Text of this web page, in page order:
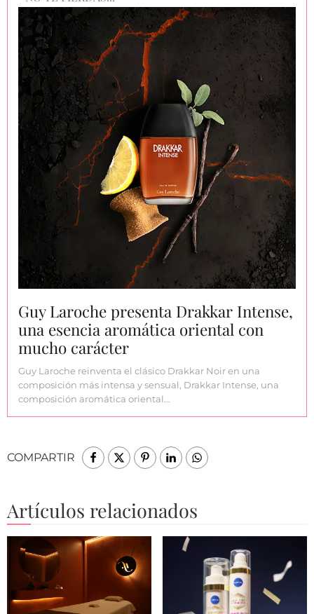
Guy Laroche presenta Drakkar Intense,
una esencia aromática oriental con
mucho carácter
Guy Laroche reinventa el clásico Drakkar Noir en una
composición más intensa y sensual, Drakkar Intense, una
composición aromática oriental…
COMPARTIR
Artículos relacionados